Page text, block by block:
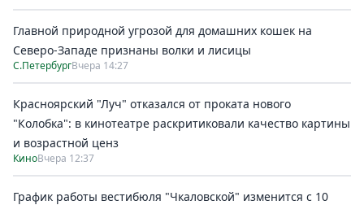
Главной природной угрозой для домашних кошек на
Северо-Западе признаны волки и лисицы
С.ПетербургВчера 14:27
Красноярский "Луч" отказался от проката нового
"Колобка": в кинотеатре раскритиковали качество картины
и возрастной ценз
КиноВчера 12:37
График работы вестибюля "Чкаловской" изменится с 10